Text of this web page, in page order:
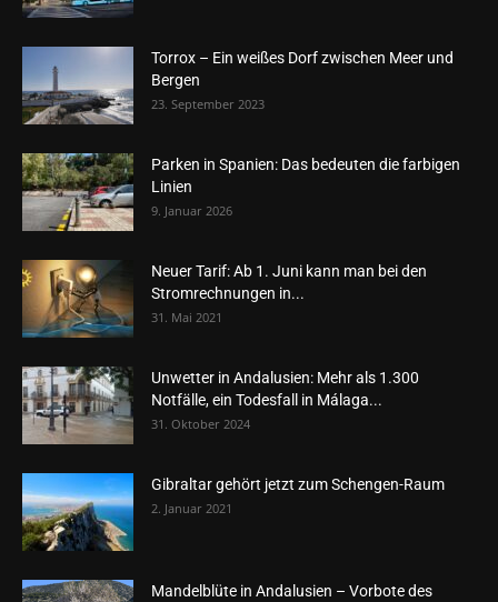
Torrox – Ein weißes Dorf zwischen Meer und
Bergen
23. September 2023
Parken in Spanien: Das bedeuten die farbigen
Linien
9. Januar 2026
Neuer Tarif: Ab 1. Juni kann man bei den
Stromrechnungen in...
31. Mai 2021
Unwetter in Andalusien: Mehr als 1.300
Notfälle, ein Todesfall in Málaga...
31. Oktober 2024
Gibraltar gehört jetzt zum Schengen-Raum
2. Januar 2021
Mandelblüte in Andalusien – Vorbote des